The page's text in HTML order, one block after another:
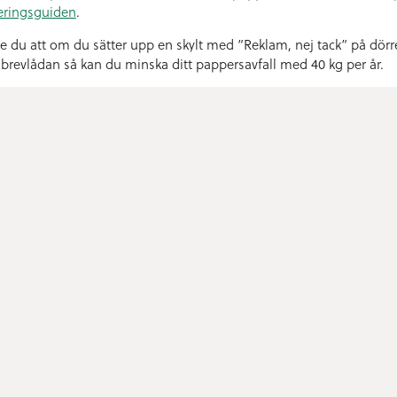
.
du att om du sätter upp en skylt med ”Reklam, nej tack” på
så kan du minska ditt pappersavfall med 40 kg per år.